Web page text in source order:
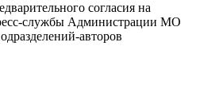
согласия на
службы Администрации МО
авторов